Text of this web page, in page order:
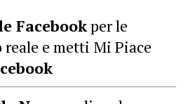
Facebookper le
e metti Mi Piace